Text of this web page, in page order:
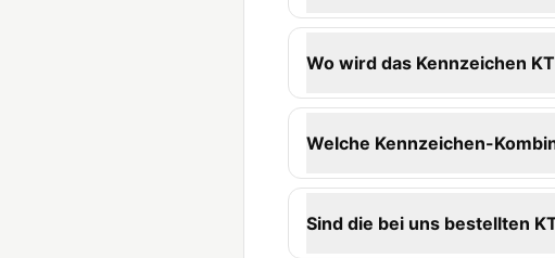
Wo wird das Kennzeichen
Welche Kennzeichen-
Sind die bei uns bestellten